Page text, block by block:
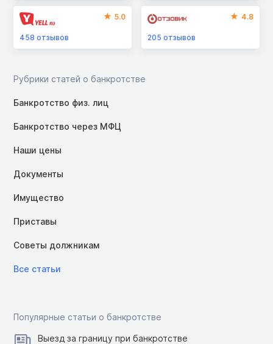
5.0
458 отзывов
4.8
205отзывов
Рубрики статей о банкротстве
Банкротство физ. лиц
Банкротство через МФЦ
Наши цены
Документы
Имущество
Приставы
Советы должникам
Все статьи
Популярные статьи о банкротстве
Выезд за границу при банкротстве